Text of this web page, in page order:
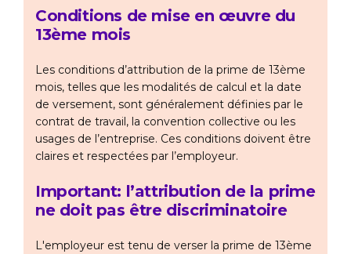
Conditions de mise en œuvre du
13ème mois
Les conditions d’attribution de la prime de 13ème
mois, telles que les modalités de calcul et la date
de versement, sont généralement définies par le
contrat de travail, la convention collective ou les
usages de l’entreprise. Ces conditions doivent être
claires et respectées par l’employeur.
Important: l’attribution de la prime
ne doit pas être discriminatoire
L'employeur est tenu de verser la prime de 13ème